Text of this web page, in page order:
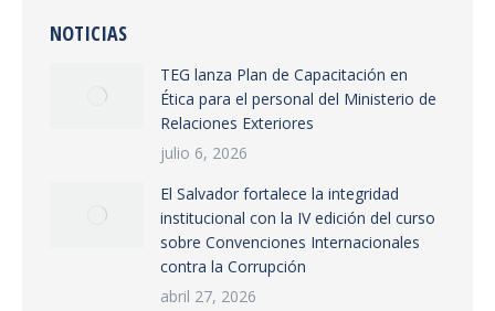
NOTICIAS
TEG lanza Plan de Capacitación en
Ética para el personal del Ministerio de
Relaciones Exteriores
julio 6, 2026
El Salvador fortalece la integridad
institucional con la IV edición del curso
sobre Convenciones Internacionales
contra la Corrupción
abril 27, 2026